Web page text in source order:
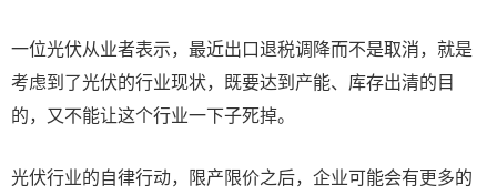
一位光伏从业者表示，最近出口退税调降而不是取消，就是
考虑到了光伏的行业现状，既要达到产能、库存出清的目
的，又不能让这个行业一下子死掉。
光伏行业的自律行动，限产限价之后，企业可能会有更多的